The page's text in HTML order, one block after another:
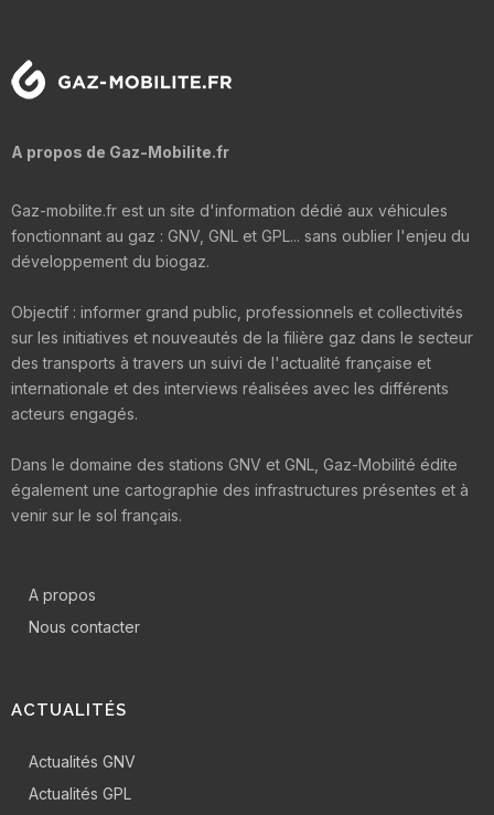
A propos de Gaz-Mobilite.fr
Gaz-mobilite.fr est un site d'information dédié aux véhicules
fonctionnant au gaz : GNV, GNL et GPL... sans oublier l'enjeu du
développement du biogaz.
Objectif : informer grand public, professionnels et collectivités
sur les initiatives et nouveautés de la filière gaz dans le secteur
des transports à travers un suivi de l'actualité française et
internationale et des interviews réalisées avec les différents
acteurs engagés.
Dans le domaine des stations GNV et GNL, Gaz-Mobilité édite
également une cartographie des infrastructures présentes et à
venir sur le sol français.
A propos
Nous contacter
ACTUALITÉS
Actualités GNV
Actualités GPL